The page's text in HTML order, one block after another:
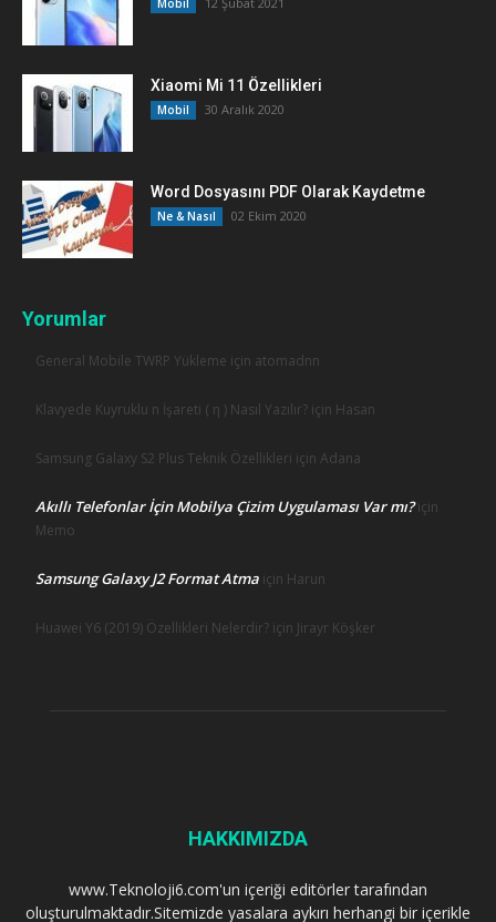
Mobil
Xiaomi Mi 11 Özellikleri
Mobil 30 Aralık 2020
Word Dosyasını PDF Olarak Kaydetme
Ne & Nasıl 02 Ekim 2020
Yorumlar
General Mobile TWRP Yükleme için atomadnn
Klavyede Kuyruklu n İşareti ( ƞ ) Nasıl Yazılır? için Hasan
Samsung Galaxy S2 Plus Teknik Özellikleri için Adana
Akıllı Telefonlar İçin Mobilya Çizim Uygulaması Var mı?için
Memo
Samsung Galaxy J2 Format Atma için Harun
Huawei Y6 (2019) Özellikleri Nelerdir? için Jirayr Köşker
HAKKIMIZDA
www.Teknoloji6.com'un içeriği editörler tarafından
oluşturulmaktadır.Sitemizde yasalara aykırı herhangi bir içerikle